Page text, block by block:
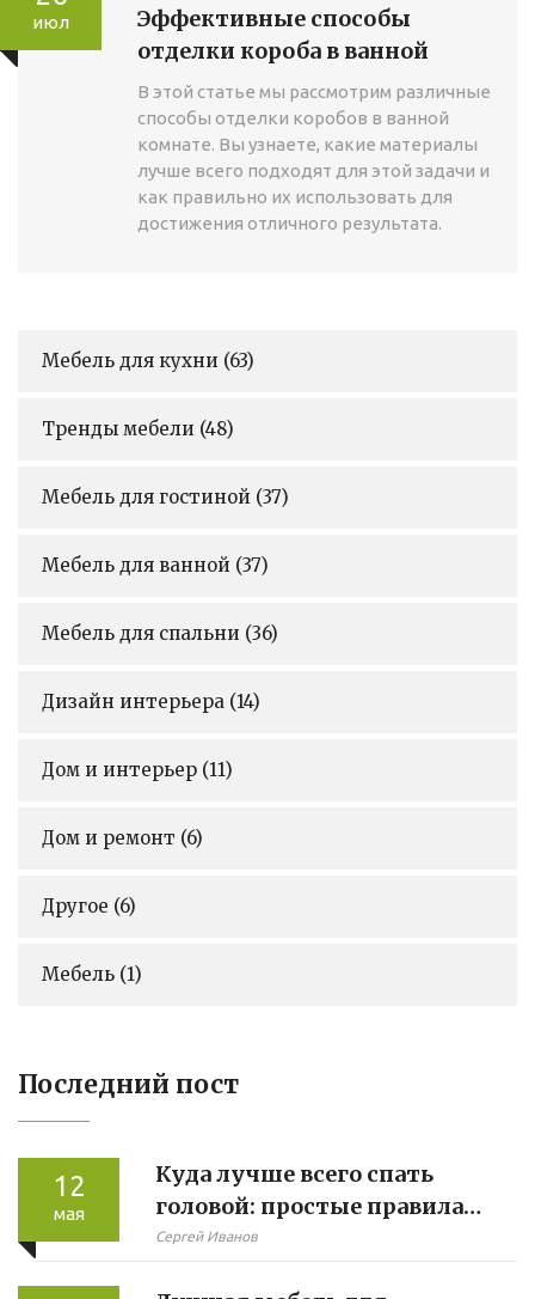
июл
Эффективные способы
отделки короба в ванной
В этой статье мы рассмотрим различные
способы отделки коробов в ванной
комнате. Вы узнаете, какие материалы
лучше всего подходят для этой задачи и
как правильно их использовать для
достижения отличного результата.
Мебель для кухни (63)
Тренды мебели (48)
Мебель для гостиной (37)
Мебель для ванной (37)
Мебель для спальни (36)
Дизайн интерьера (14)
Дом и интерьер (11)
Дом и ремонт (6)
Другое (6)
Мебель (1)
Последний пост
12
мая
Куда лучше всего спать
головой: простые правила
для здорового сна
Сергей Иванов